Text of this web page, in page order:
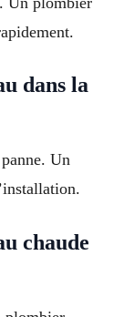
dans la
Un
chaude